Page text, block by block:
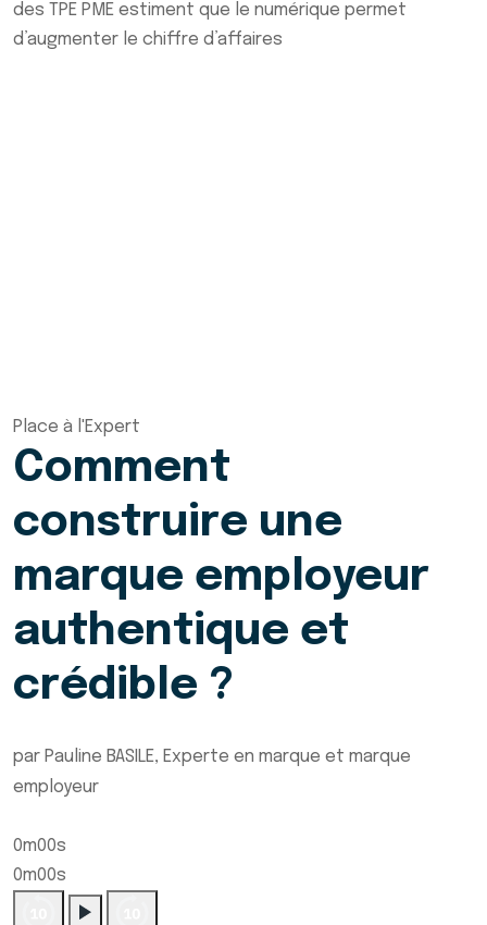
des TPE PME estiment que le numérique permet
d’augmenter le chiffre d’affaires
Place à l'Expert
Comment
construire une
marque employeur
authentique et
crédible ?
par Pauline BASILE, Experte en marque et marque
employeur
0m00s
0m00s